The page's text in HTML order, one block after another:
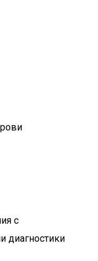
с
диагностики